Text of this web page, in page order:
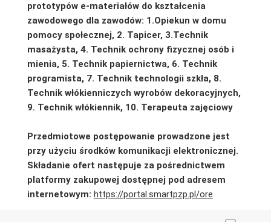
prototypów e-materiałów do kształcenia
zawodowego dla zawodów: 1.Opiekun w domu
pomocy społecznej, 2. Tapicer, 3.Technik
masażysta, 4. Technik ochrony fizycznej osób i
mienia, 5. Technik papiernictwa, 6. Technik
programista, 7. Technik technologii szkła, 8.
Technik włókienniczych wyrobów dekoracyjnych,
9. Technik włókiennik, 10. Terapeuta zajęciowy
Przedmiotowe postępowanie prowadzone jest
przy użyciu środków komunikacji elektronicznej.
Składanie ofert następuje za pośrednictwem
platformy zakupowej dostępnej pod adresem
internetowym: https://portal.smartpzp.pl/ore